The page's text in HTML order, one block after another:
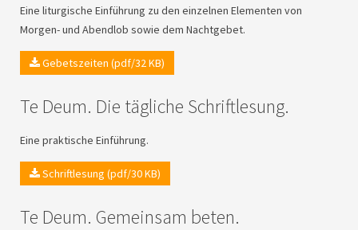
Eine liturgische Einführung zu den einzelnen Elementen von
Morgen- und Abendlob sowie dem Nachtgebet.
Gebetszeiten (pdf/32 KB)
Te Deum. Die tägliche Schriftlesung.
Eine praktische Einführung.
Schriftlesung (pdf/30 KB)
Te Deum. Gemeinsam beten.